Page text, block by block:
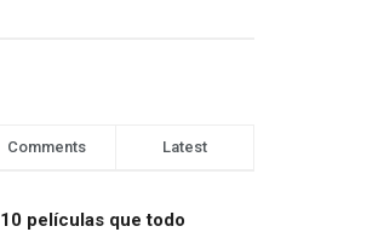
Comments Latest
10 películas que todo